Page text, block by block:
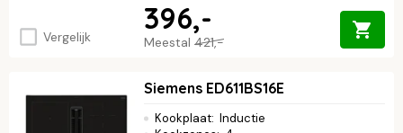
Vergelijk Meestal 421,-
396,-
Siemens ED611BS16E
Kookplaat: Inductie